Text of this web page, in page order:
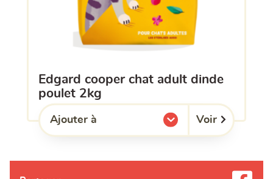
edgard cooper chat adult dinde
poulet 2kg
Ajouter à
l'une de mes listes. Voir